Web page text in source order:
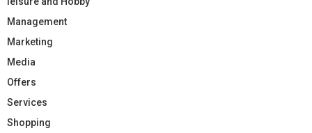
Management
Marketing
Media
Offers
Services
Shopping